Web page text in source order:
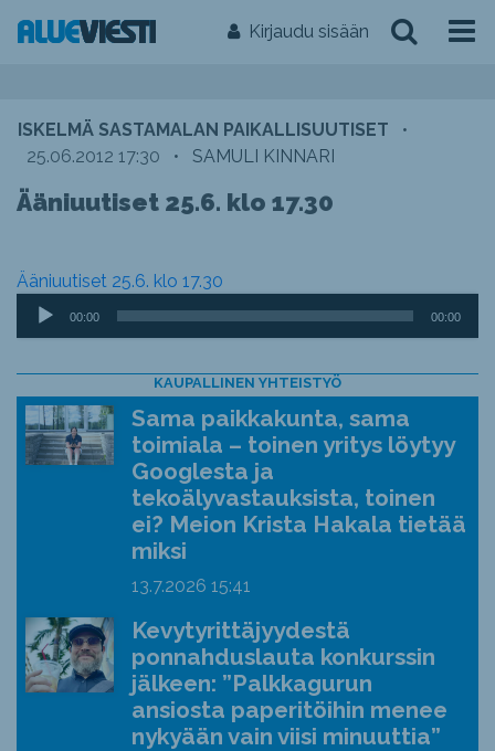
Kirjaudu sisään
ISKELMÄ SASTAMALAN PAIKALLISUUTISET
•
25.06.2012 17:30
• SAMULI KINNARI
Ääniuutiset 25.6. klo 17.30
Ääniuutiset 25.6. klo 17.30
Äänitoistin
00:00 00:00
KAUPALLINEN YHTEISTYÖ
Sama paikkakunta, sama
toimiala – toinen yritys löytyy
Googlesta ja
tekoälyvastauksista, toinen
ei? Meion Krista Hakala tietää
miksi
13.7.2026 15:41
Kevytyrittäjyydestä
ponnahduslauta konkurssin
jälkeen: ”Palkkagurun
ansiosta paperitöihin menee
nykyään vain viisi minuuttia”